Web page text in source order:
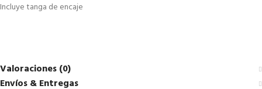
Incluye tanga de encaje
Valoraciones (0)
Envíos & Entregas